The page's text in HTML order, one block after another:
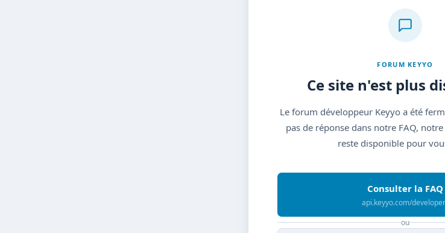
FORUM KEYYO
Ce site n'est plus
Le forum développeur Keyyo a été
pas de réponse dans notre FAQ,
reste disponible pour
Consulter la FAQ
api.keyyo.com/
ou